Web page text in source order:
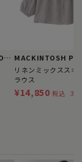
MACKINTOSH PHILOSOPHY
リネンミックススキ
ラウス
¥14,850 税込